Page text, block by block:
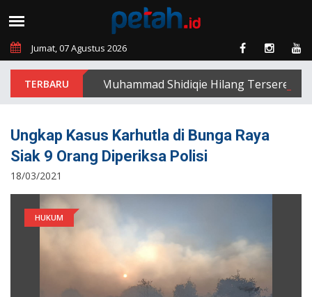
Jumat, 07 Agustus 2026
Muhammad Shidiqie Hilang Terseret
Ungkap Kasus Karhutla di Bunga Raya
Siak 9 Orang Diperiksa Polisi
18/03/2021
HUKUM